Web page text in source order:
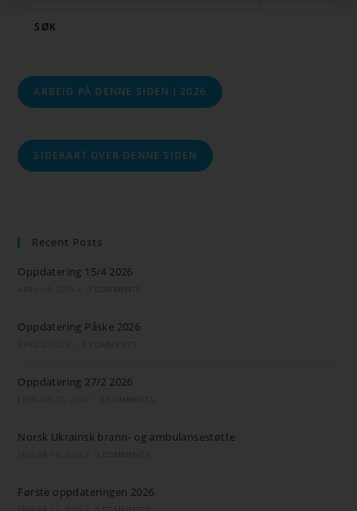
SØK
ARBEID PÅ DENNE SIDEN I 2026
SIDEKART OVER DENNE SIDEN
Recent Posts
Oppdatering 15/4 2026
Oppdatering Påske 2026
Oppdatering 27/2 2026
Norsk Ukrainsk brann- og ambulansestøtte
Første oppdateringen 2026